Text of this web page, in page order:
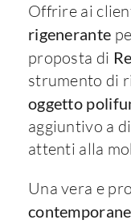
Offrire ai
rigenerante
proposta di
strumento di
oggetto
aggiuntivo a
attenti alla
Una vera e